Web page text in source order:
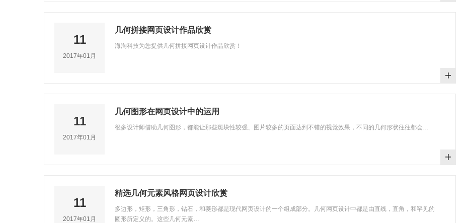
11
2017年01月
几何拼接网页设计作品欣赏
海淘科技为您提供几何拼接网页设计作品欣赏！
11
2017年01月
几何图形在网页设计中的运用
很多设计师借助几何图形，都能让那些斑块性较强、图片较多的页面达到不错的视觉效果，不同的几何形状往往都会…
11
2017年01月
精选几何元素风格网页设计欣赏
多边形，矩形，三角形，钻石，和菱形都是现代网页设计的一个组成部分。几何网页设计中都是由直线，直角，和罕见的
圆形所定义的。这些几何元素…